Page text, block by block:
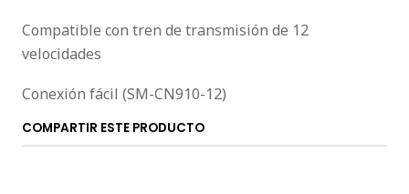
Compatible con tren de transmisión de 12
velocidades
Conexión fácil (SM-CN910-12)
COMPARTIR ESTE PRODUCTO